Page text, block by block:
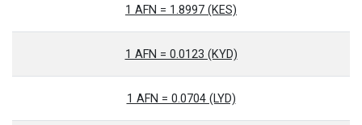
1 AFN = 1.8997 (KES)
1 AFN = 0.0123 (KYD)
1 AFN = 0.0704 (LYD)